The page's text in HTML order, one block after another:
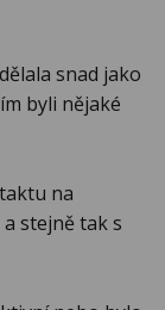
snad jako
byli nějaké
na
stejně tak s